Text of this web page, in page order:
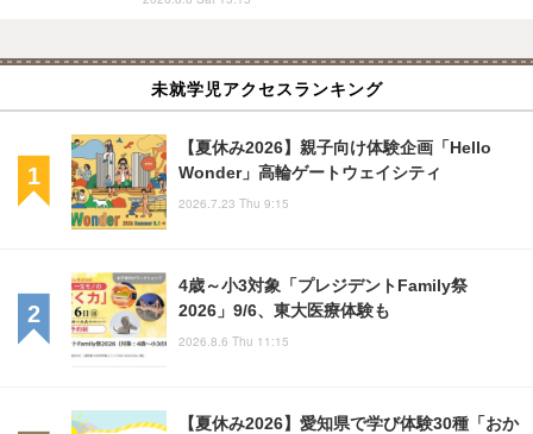
未就学児アクセスランキング
【夏休み2026】親子向け体験企画「Hello
Wonder」高輪ゲートウェイシティ
2026.7.23 Thu 9:15
4歳～小3対象「プレジデントFamily祭
2026」9/6、東大医療体験も
2026.8.6 Thu 11:15
【夏休み2026】愛知県で学び体験30種「おか